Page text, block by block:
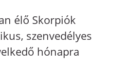
élő Skorpiók
szenvedélyes
hónapra